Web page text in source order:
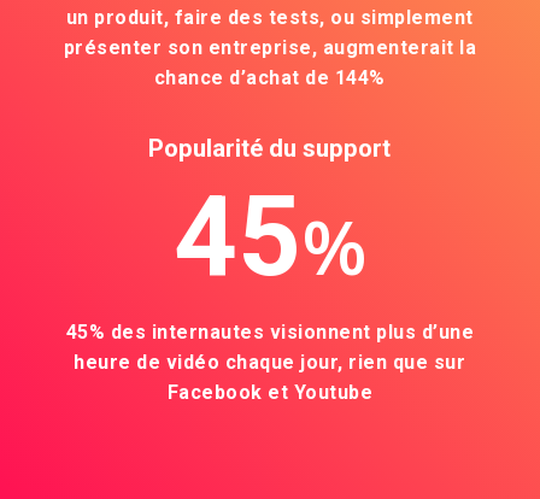
un produit, faire des tests, ou simplement
présenter son entreprise, augmenterait la
chance d’achat de 144%
Popularité du support
45%
45% des internautes visionnent plus d’une
heure de vidéo chaque jour, rien que sur
Facebook et Youtube